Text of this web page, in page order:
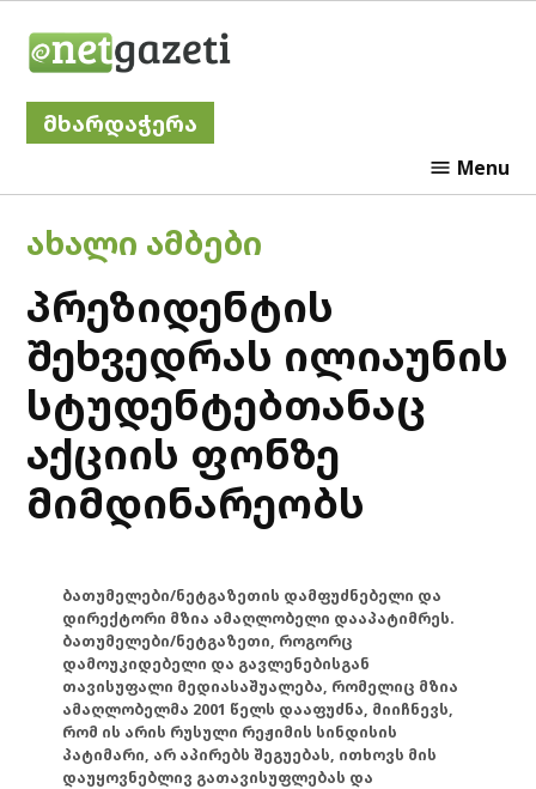
მხარდაჭერა
Menu
POSTED
IN
ᲐᲮᲐᲚᲘ ᲐᲛᲑᲔᲑᲘ
პრეზიდენტის
შეხვედრას ილიაუნის
სტუდენტებთანაც
აქციის ფონზე
მიმდინარეობს
ბათუმელები/ნეტგაზეთის დამფუძნებელი და
დირექტორი მზია ამაღლობელი დააპატიმრეს.
ბათუმელები/ნეტგაზეთი, როგორც
დამოუკიდებელი და გავლენებისგან
თავისუფალი მედიასაშუალება, რომელიც მზია
ამაღლობელმა 2001 წელს დააფუძნა, მიიჩნევს,
რომ ის არის რუსული რეჟიმის სინდისის
პატიმარი, არ აპირებს შეგუებას, ითხოვს მის
დაუყოვნებლივ გათავისუფლებას და